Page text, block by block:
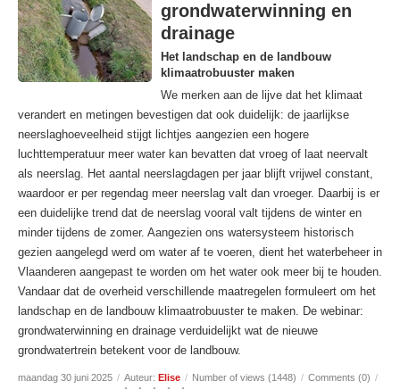
grondwaterwinning en
drainage
Het landschap en de landbouw
klimaatrobuuster maken
We merken aan de lijve dat het klimaat
verandert en metingen bevestigen dat ook duidelijk: de jaarlijkse
neerslaghoeveelheid stijgt lichtjes aangezien een hogere
luchttemperatuur meer water kan bevatten dat vroeg of laat neervalt
als neerslag. Het aantal neerslagdagen per jaar blijft vrijwel constant,
waardoor er per regendag meer neerslag valt dan vroeger. Daarbij is er
een duidelijke trend dat de neerslag vooral valt tijdens de winter en
minder tijdens de zomer. Aangezien ons watersysteem historisch
gezien aangelegd werd om water af te voeren, dient het waterbeheer in
Vlaanderen aangepast te worden om het water ook meer bij te houden.
Vandaar dat de overheid verschillende maatregelen formuleert om het
landschap en de landbouw klimaatrobuuster te maken. De webinar:
grondwaterwinning en drainage verduidelijkt wat de nieuwe
grondwatertrein betekent voor de landbouw.
maandag 30 juni 2025 / Auteur: Elise / Number of views (1448) / Comments (0) /